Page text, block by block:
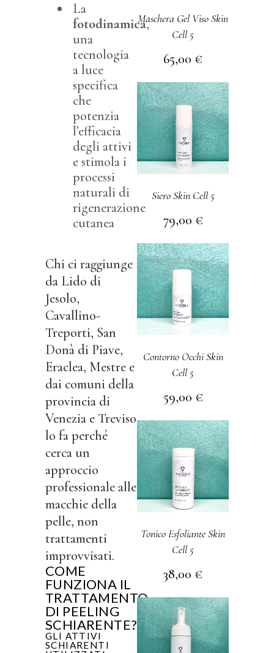
La
fotodinamica,
una
tecnologia
a luce
specifica
che
potenzia
l’efficacia
degli attivi
e stimola i
processi
naturali di
rigenerazione
cutanea
Chi ci raggiunge
da Lido di
Jesolo,
Cavallino-
Treporti, San
Donà di Piave,
Eraclea, Mestre e
dai comuni della
provincia di
Venezia e Treviso
lo fa perché
cerca un
approccio
professionale alle
macchie della
pelle, non
trattamenti
improvvisati.
COME
FUNZIONA IL
TRATTAMENTO
DI PEELING
SCHIARENTE?
GLI ATTIVI
SCHIARENTI
Maschera Gel Viso Skin
Cell 5
65,00 €
Siero Skin Cell 5
79,00 €
Contorno Occhi Skin
Cell 5
59,00 €
Tonico Esfoliante Skin
Cell 5
38,00 €